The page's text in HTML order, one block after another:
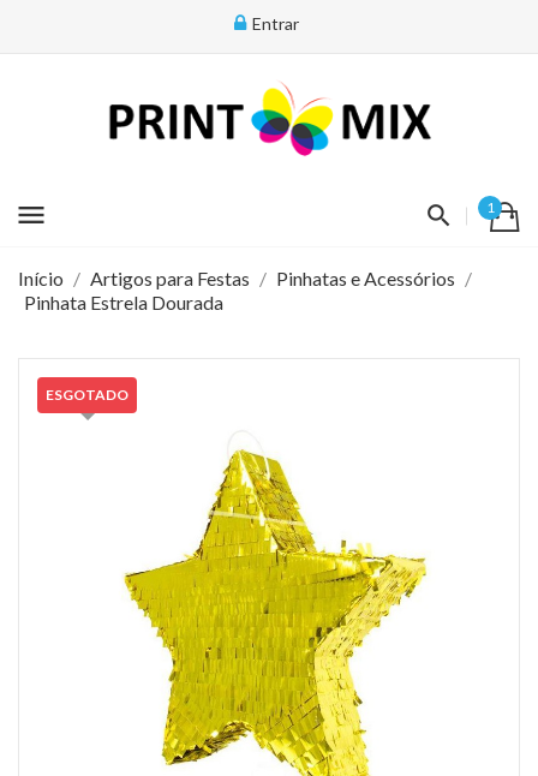
Entrar
menu 1
Início Artigos para Festas
Pinhatas e Acessórios
Pinhata Estrela Dourada
ESGOTADO